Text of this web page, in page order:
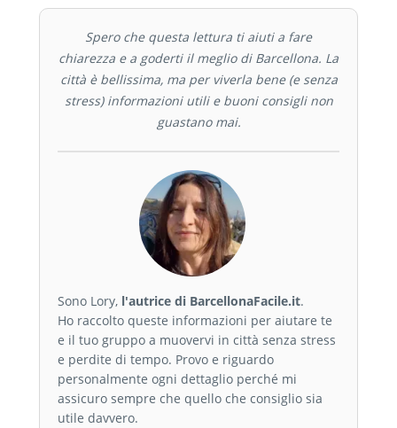
Spero che questa lettura ti aiuti a fare
chiarezza e a goderti il meglio di Barcellona. La
città è bellissima, ma per viverla bene (e senza
stress) informazioni utili e buoni consigli non
guastano mai.
Sono Lory, l'autrice di BarcellonaFacile.it.
Ho raccolto queste informazioni per aiutare te
e il tuo gruppo a muovervi in città senza stress
e perdite di tempo. Provo e riguardo
personalmente ogni dettaglio perché mi
assicuro sempre che quello che consiglio sia
utile davvero.